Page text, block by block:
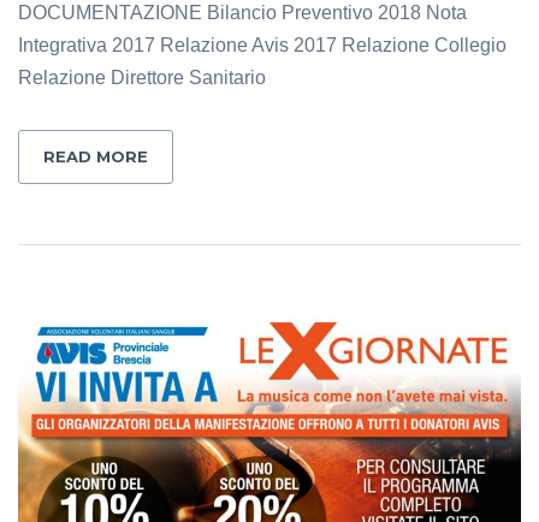
DOCUMENTAZIONE Bilancio Preventivo 2018 Nota
Integrativa 2017 Relazione Avis 2017 Relazione Collegio
Relazione Direttore Sanitario
READ MORE